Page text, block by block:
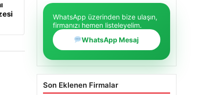
WhatsApp üzerinden bize ulaşın,
firmanızı hemen listeleyelim.
WhatsApp Mesaj
Son Eklenen Firmalar